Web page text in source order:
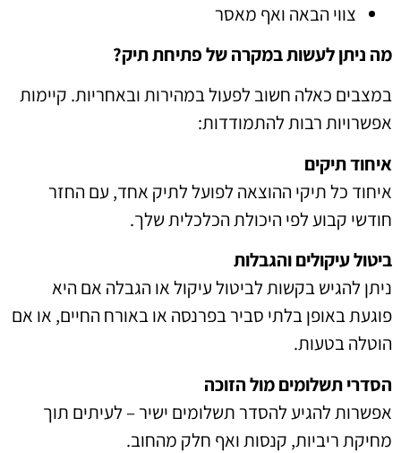
צווי הבאה ואף מאסר
מה ניתן לעשות במקרה של פתיחת תיק?
במצבים כאלה חשוב לפעול במהירות ובאחריות. קיימות
אפשרויות רבות להתמודדות:
איחוד תיקים
איחוד כל תיקי ההוצאה לפועל לתיק אחד, עם החזר
חודשי קבוע לפי היכולת הכלכלית שלך.
ביטול עיקולים והגבלות
ניתן להגיש בקשות לביטול עיקול או הגבלה אם היא
פוגעת באופן בלתי סביר בפרנסה או באורח החיים, או אם
הוטלה בטעות.
הסדרי תשלומים מול הזוכה
אפשרות להגיע להסדר תשלומים ישיר – לעיתים תוך
מחיקת ריביות, קנסות ואף חלק מהחוב.